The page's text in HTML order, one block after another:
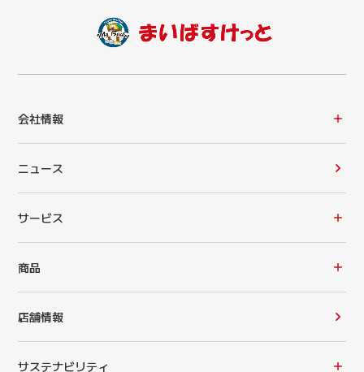
会社情報
ニュース
サービス
商品
店舗情報
サステナビリティ